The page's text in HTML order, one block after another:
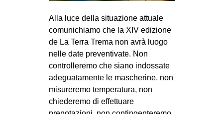
RECENSIONI
INTERNAZIONALE
AFRICA
ESTREMO ORIENTE
Alla luce della situazione attuale
comunichiamo che la XIV edizione
de La Terra Trema non avrà luogo
nelle date preventivate. Non
controlleremo che siano indossate
adeguatamente le mascherine, non
misureremo temperatura, non
chiederemo di effettuare